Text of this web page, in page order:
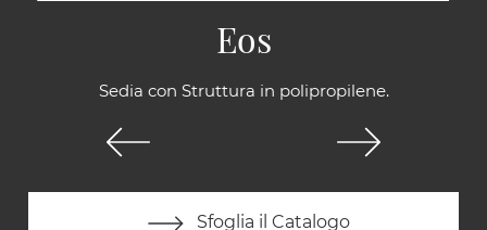
Sedia con Struttura in polipropilene.
Sfoglia il Catalogo
Eos